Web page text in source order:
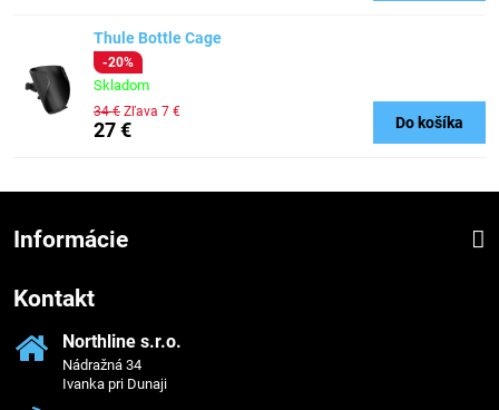
Thule Bottle Cage
-20%
Skladom
27 €
34 € Zľava 7 €
Do košíka
Informácie
Kontakt
Northline s​.r​.o​.
Nádražná 34
Ivanka pri Dunaji